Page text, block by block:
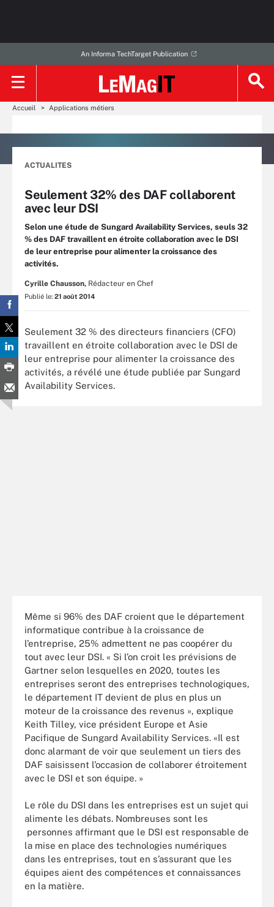
An Informa TechTarget Publication
Accueil Applications métiers
ACTUALITES
Seulement 32% des DAF collaborent
avec leur DSI
Selon une étude de Sungard Availability Services, seuls 32
% des DAF travaillent en étroite collaboration avec le DSI
de leur entreprise pour alimenter la croissance des
activités.
Cyrille Chausson, Rédacteur en Chef
Publié le: 21 août 2014
Seulement 32 % des directeurs financiers (CFO)
travaillent en étroite collaboration avec le DSI de
leur entreprise pour alimenter la croissance des
activités, a révélé une étude publiée par Sungard
Availability Services.
Même si 96% des DAF croient que le département
informatique contribue à la croissance de
l’entreprise, 25% admettent ne pas coopérer du
tout avec leur DSI. « Si l’on croit les prévisions de
Gartner selon lesquelles en 2020, toutes les
entreprises seront des entreprises technologiques,
le département IT devient de plus en plus un
moteur de la croissance des revenus », explique
Keith Tilley, vice président Europe et Asie
Pacifique de Sungard Availability Services. «Il est
donc alarmant de voir que seulement un tiers des
DAF saisissent l’occasion de collaborer étroitement
avec le DSI et son équipe. »
Le rôle du DSI dans les entreprises est un sujet qui
alimente les débats. Nombreuses sont les
personnes affirmant que le DSI est responsable de
la mise en place des technologies numériques
dans les entreprises, tout en s’assurant que les
équipes aient des compétences et connaissances
en la matière.